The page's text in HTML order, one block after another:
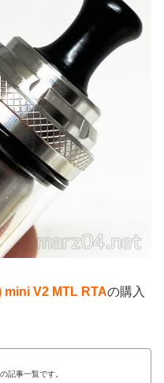
V2 MTL RTAの購入
記事一覧です。